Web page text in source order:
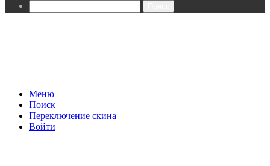
Меню
Поиск
Переключение скина
Войти